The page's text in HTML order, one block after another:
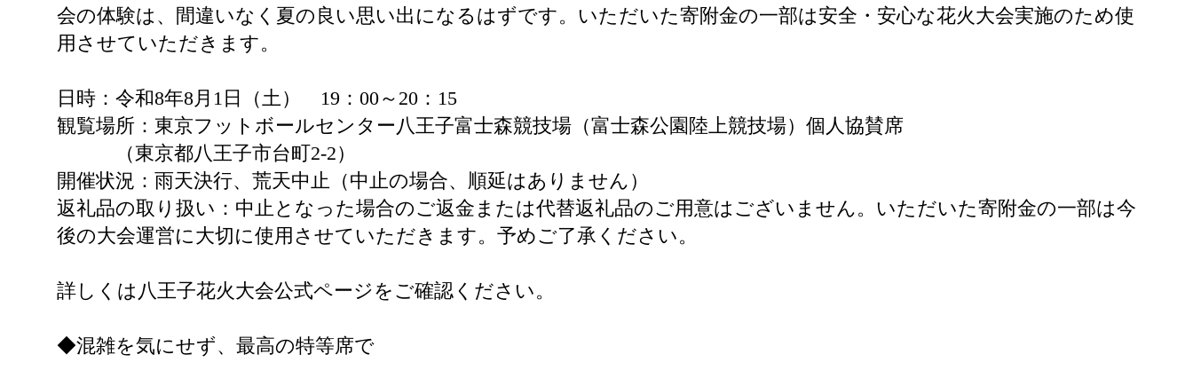
会の体験は、間違いなく夏の良い思い出になるはずです。いただいた寄附金の一部は安全・安心な花火大会実施のため使
用させていただきます。
日時：令和8年8月1日（土） 19：00～20：15
観覧場所：東京フットボールセンター八王子富士森競技場（富士森公園陸上競技場）個人協賛席
（東京都八王子市台町2-2）
開催状況：雨天決行、荒天中止（中止の場合、順延はありません）
返礼品の取り扱い：中止となった場合のご返金または代替返礼品のご用意はございません。いただいた寄附金の一部は今
後の大会運営に大切に使用させていただきます。予めご了承ください。
詳しくは八王子花火大会公式ページをご確認ください。
◆混雑を気にせず、最高の特等席で